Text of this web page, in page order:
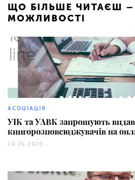
ЩО БІЛЬШЕ ЧИТАЄШ
МОЖЛИВОСТІ
АСОЦІАЦІЯ
УІК та УАВК запрошують
книгорозповсюджувачів на
26.05.2020 -